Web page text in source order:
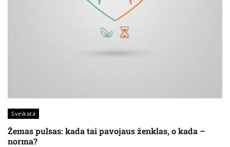
Sveikata
Žemas pulsas: kada tai pavojaus ženklas, o kada –
norma?